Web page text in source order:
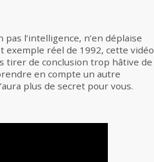
l’intelligence, n’en déplaise
réel de 1992, cette vidéo
tirer de conclusion trop hâtive de
en compte un autre
plus de secret pour vous.